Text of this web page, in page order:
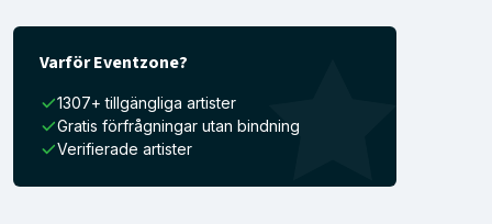
Varför Eventzone?
1307+ tillgängliga artister
Gratis förfrågningar utan bindning
Verifierade artister